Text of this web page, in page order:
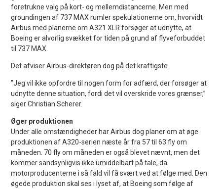
foretrukne valg på kort- og mellemdistancerne. Men med
groundingen af 737 MAX rumler spekulationerne om, hvorvidt
Airbus med planerne om A321 XLR forsøger at udnytte, at
Boeing er alvorlig svækket for tiden på grund af flyveforbuddet
til 737 MAX.
Det afviser Airbus-direktøren dog på det kraftigste.
”Jeg vil ikke opfordre til nogen form for adfærd, der forsøger at
udnytte denne situation, fordi det vil overskride vores grænser,”
siger Christian Scherer.
Øger produktionen
Under alle omstændigheder har Airbus dog planer om at øge
produktionen af A320-serien næste år fra 57 til 63 fly om
måneden. 70 fly om måneden er også blevet nævnt, men det
kommer sandsynligvis ikke umiddelbart på tale, da
motorproducenterne i så fald vil få svært ved at følge med. Den
øgede produktion skal ses i lyset af, at Boeing som følge af